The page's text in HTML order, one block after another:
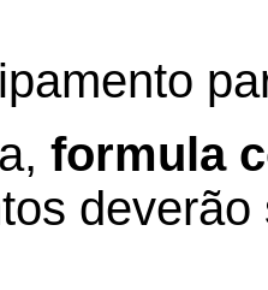
formula